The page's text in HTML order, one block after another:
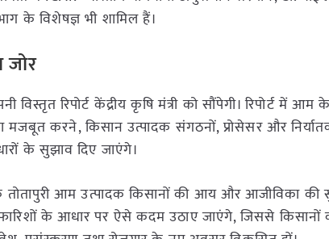
के विशेषज्ञ भी शामिल हैं।
जोर
विस्तृत रिपोर्ट केंद्रीय कृषि मंत्री को सौंपेगी। रिपोर्ट में
मजबूत करने, किसान उत्पादक संगठनों, प्रोसेसर और
के सुझाव दिए जाएंगे।
तोतापुरी आम उत्पादक किसानों की आय और आजीविका की
के आधार पर ऐसे कदम उठाए जाएंगे, जिससे